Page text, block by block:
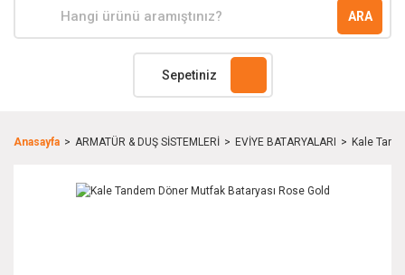
ARA
Sepetiniz
Anasayfa ARMATÜR & DUŞ SİSTEMLERİ EVİYE BATARYALARI Kale